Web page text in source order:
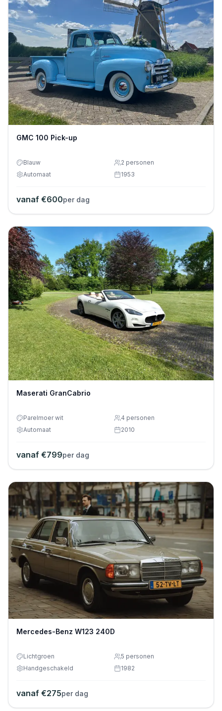
GMC 100 Pick-up
Blauw 2 personen
Automaat
1953
vanaf €600per dag
Maserati GranCabrio
Parelmoer wit 4 personen
Automaat
2010
vanaf €799per dag
Mercedes-Benz W123 240D
Lichtgroen 5 personen
Handgeschakeld
1982
vanaf €275per dag